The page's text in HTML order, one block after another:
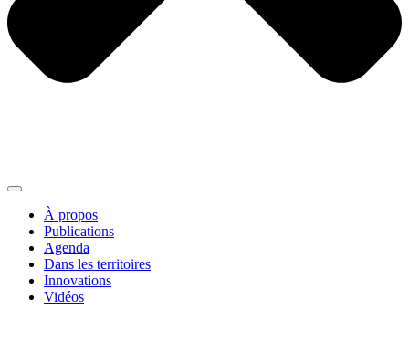
À propos
Publications
Agenda
Dans les territoires
Innovations
Vidéos